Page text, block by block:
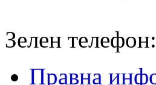
Зелен телефон:
Правна